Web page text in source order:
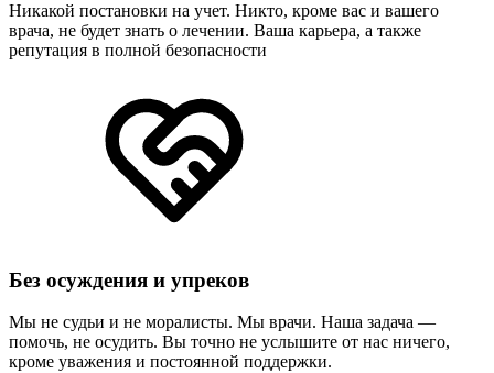
Никакой постановки на учет. Никто, кроме вас и вашего
врача, не будет знать о лечении. Ваша карьера, а также
репутация в полной безопасности
Без осуждения и упреков
Мы не судьи и не моралисты. Мы врачи. Наша задача —
помочь, не осудить. Вы точно не услышите от нас ничего,
кроме уважения и постоянной поддержки.